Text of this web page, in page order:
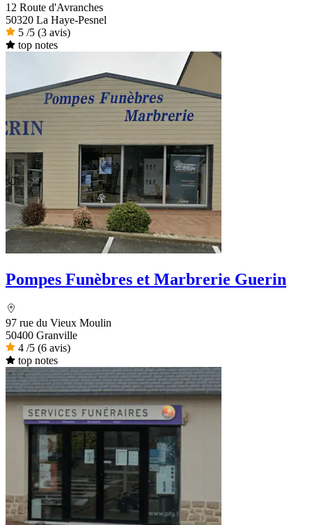
12 Route d'Avranches
50320 La Haye-Pesnel
5 /5 (3 avis)
top notes
Pompes Funèbres et Marbrerie Guerin
97 rue du Vieux Moulin
50400 Granville
4 /5 (6 avis)
top notes